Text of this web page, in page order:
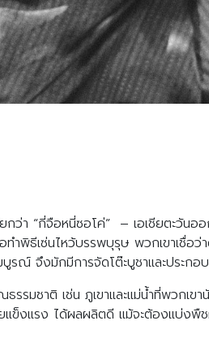
กว่า “กี่จือหนี่ซอโค่” – เอเชียตะวันอ
ทำพิธีเซ่นไหว้บรรพบุรุษ พวกเขาเ
บูรณ์ จึงมักมีการจัดโต๊ะบูชาและประ
ชาติ เช่น ภูเขาและแม่น้ำที่พวกเขา
ข็งแรง ได้ผลผลิตดี แม้จะต้องแบ่งพื